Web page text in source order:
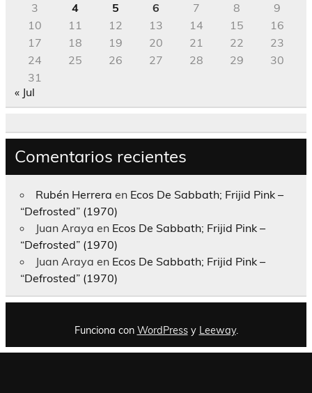
3
4 5 6 7 8
9
10
11 12 13 14 15
16
17
18 19 20 21 22
23
24
25 26 27 28 29
30
31
« Jul
Comentarios recientes
Rubén Herrera en Ecos De Sabbath; Frijid Pink –
“Defrosted” (1970)
Juan Araya en Ecos De Sabbath; Frijid Pink –
“Defrosted” (1970)
Juan Araya en Ecos De Sabbath; Frijid Pink –
“Defrosted” (1970)
Funciona con WordPressy Leeway.